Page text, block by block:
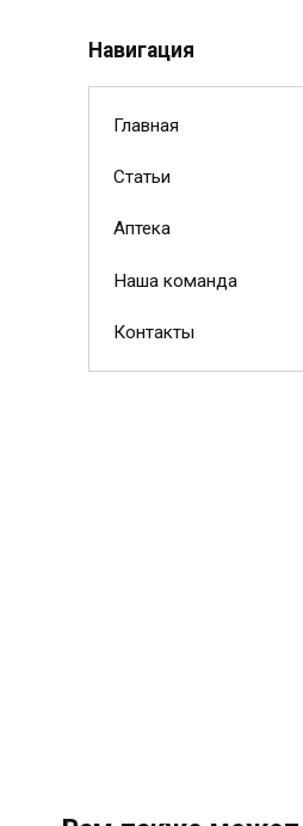
Навигация
Главная
Статьи
Аптека
Наша команда
Контакты